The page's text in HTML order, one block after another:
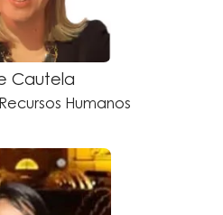
Cautela
Humanos